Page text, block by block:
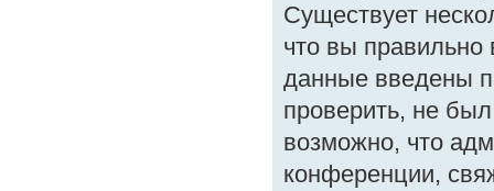
Существует
что вы правильно
данные введены
проверить, не
возможно, что
конференции,